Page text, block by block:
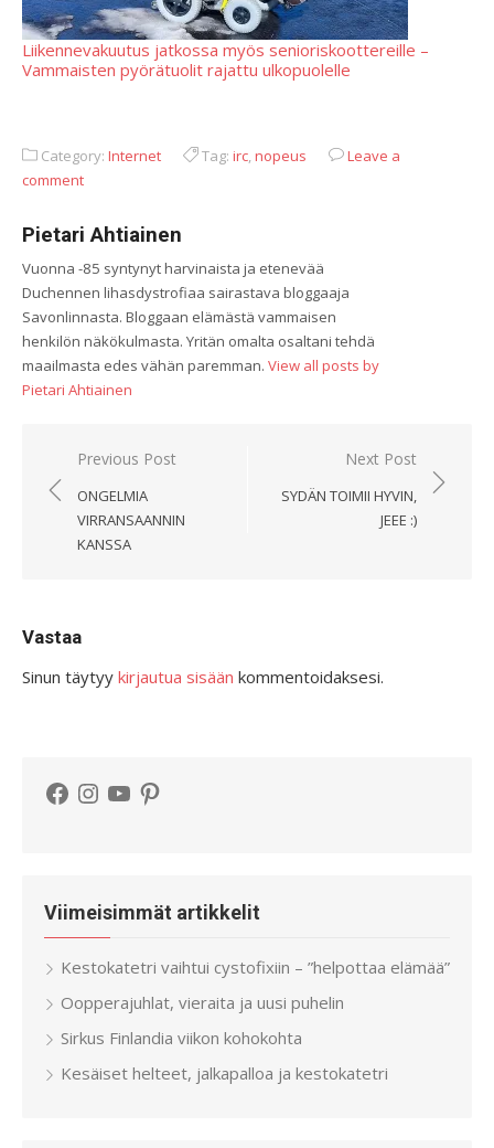
Liikennevakuutus jatkossa myös senioriskoottereille –
Vammaisten pyörätuolit rajattu ulkopuolelle
Category: Internet Tag: irc,nopeus
Leave a
comment
Pietari Ahtiainen
Vuonna -85 syntynyt harvinaista ja etenevää
Duchennen lihasdystrofiaa sairastava bloggaaja
Savonlinnasta. Bloggaan elämästä vammaisen
henkilön näkökulmasta. Yritän omalta osaltani tehdä
maailmasta edes vähän paremman. View all posts by
Pietari Ahtiainen
Artikkelien
selaus
Previous Post
ONGELMIA
VIRRANSAANNIN
KANSSA
Next Post
SYDÄN TOIMII HYVIN,
JEEE :)
Vastaa
Sinun täytyy kirjautua sisään kommentoidaksesi.
Facebook
Instagram
YouTubePinterest
Viimeisimmät artikkelit
Kestokatetri vaihtui cystofixiin – ”helpottaa elämää”
Oopperajuhlat, vieraita ja uusi puhelin
Sirkus Finlandia viikon kohokohta
Kesäiset helteet, jalkapalloa ja kestokatetri